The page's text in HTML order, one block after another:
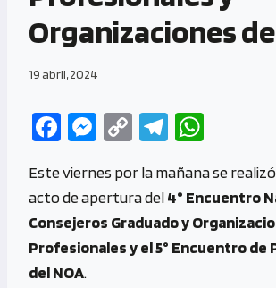
Organizaciones
19 abril, 2024
Fa
b
o
o
k
M
se
n
g
C
py
Li
n
Te
gr
a
m
at
s
A
Este viernes por la mañana se
acto de apertura del4° Encuentro
Consejeros Graduado y
Profesionales y el 5° Encuentro de
del NOA.